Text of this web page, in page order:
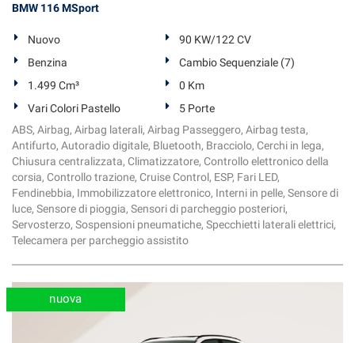
BMW 116 MSport
Nuovo
90 KW/122 CV
Benzina
Cambio Sequenziale (7)
1.499 Cm³
0 Km
Vari Colori Pastello
5 Porte
ABS, Airbag, Airbag laterali, Airbag Passeggero, Airbag testa,
Antifurto, Autoradio digitale, Bluetooth, Bracciolo, Cerchi in lega,
Chiusura centralizzata, Climatizzatore, Controllo elettronico della
corsia, Controllo trazione, Cruise Control, ESP, Fari LED,
Fendinebbia, Immobilizzatore elettronico, Interni in pelle, Sensore di
luce, Sensore di pioggia, Sensori di parcheggio posteriori,
Servosterzo, Sospensioni pneumatiche, Specchietti laterali elettrici,
Telecamera per parcheggio assistito
nuova